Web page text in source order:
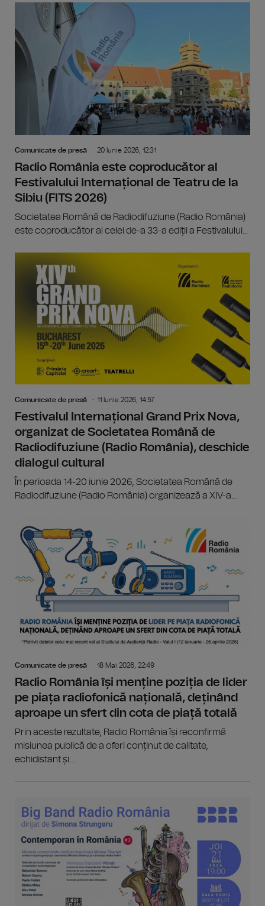
Comunicate de presă 20 Iunie 2026, 12:31
Radio România este coproducător al
Festivalului Internațional de Teatru de la
Sibiu (FITS 2026)
Societatea Română de Radiodifuziune (Radio România)
este coproducător al celei de-a 33-a ediții a Festivalului...
Comunicate de presă 11 Iunie 2026, 14:57
Festivalul Internațional Grand Prix Nova,
organizat de Societatea Română de
Radiodifuziune (Radio România), deschide
dialogul cultural
În perioada 14-20 iunie 2026, Societatea Română de
Radiodifuziune (Radio România) organizează a XIV-a...
Comunicate de presă 18 Mai 2026, 22:49
Radio România își menține poziția de lider
pe piața radiofonică națională, deținând
aproape un sfert din cota de piață totală
Prin aceste rezultate, Radio România își reconfirmă
misiunea publică de a oferi conținut de calitate,
echidistant și...